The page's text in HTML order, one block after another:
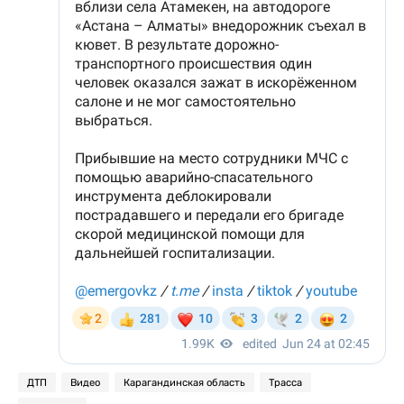
ДТП Видео Карагандинская область Трасса